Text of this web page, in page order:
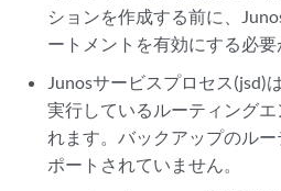
ションを作成する前に、
ートメントを有効にする必要
Junosサービスプロセス(jsd)
実行しているルーティング
れます。バックアップのル
ポートされていません。